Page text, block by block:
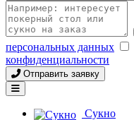
персональных данных
конфиденциальности
Отправить заявку
Сукно